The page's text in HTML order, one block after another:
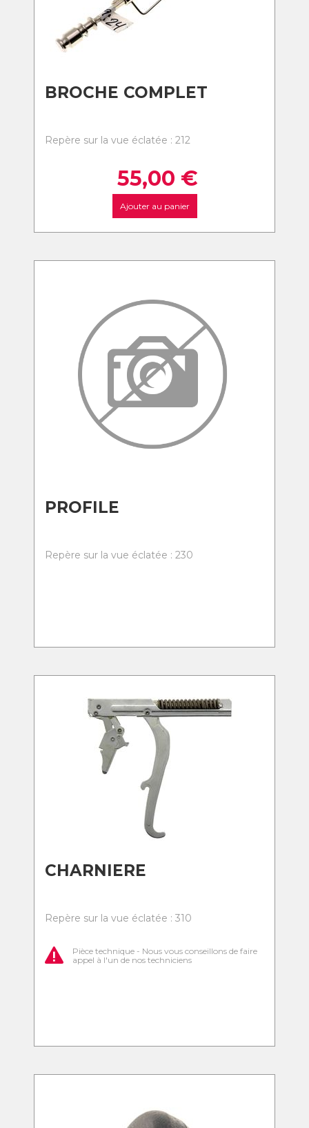
BROCHE COMPLET
Repère sur la vue éclatée : 212
55,00 €
Ajouter au panier
PROFILE
Repère sur la vue éclatée : 230
CHARNIERE
Repère sur la vue éclatée : 310
Pièce technique - Nous vous conseillons de faire
appel à l'un de nos techniciens